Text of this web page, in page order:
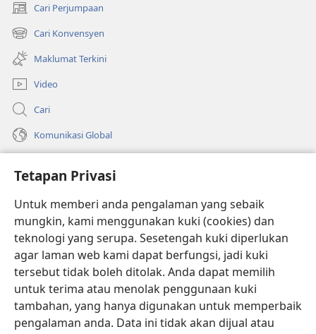
Tetapan Privasi
Untuk memberi anda pengalaman yang sebaik
mungkin, kami menggunakan kuki (cookies) dan
teknologi yang serupa. Sesetengah kuki diperlukan
agar laman web kami dapat berfungsi, jadi kuki
tersebut tidak boleh ditolak. Anda dapat memilih
untuk terima atau menolak penggunaan kuki
tambahan, yang hanya digunakan untuk memperbaik
pengalaman anda. Data ini tidak akan dijual atau
Cari Perjumpaan
(membuka
tetingkap
baharu)
Cari Konvensyen
(membuka
tetingkap
baharu)
Maklumat Terkini
Video
Cari
Komunikasi Global
(membuka
tetingkap
baharu)PERPUSTAKAAN DALAM TALIAN Watchtower
(membuka
tetingkap
baharu)JW Hub
(membuka
tetingkap
baharu)
®
Watchtower Library®